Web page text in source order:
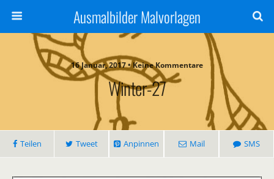
Ausmalbilder Malvorlagen
16 Januar, 2017 • Keine Kommentare
Winter-27
Teilen Tweet Anpinnen Mail SMS